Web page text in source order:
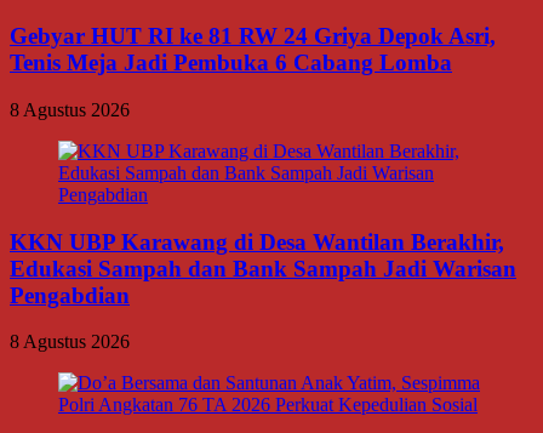
Gebyar HUT RI ke 81 RW 24 Griya Depok Asri,
Tenis Meja Jadi Pembuka 6 Cabang Lomba
8 Agustus 2026
KKN UBP Karawang di Desa Wantilan Berakhir,
Edukasi Sampah dan Bank Sampah Jadi Warisan
Pengabdian
8 Agustus 2026